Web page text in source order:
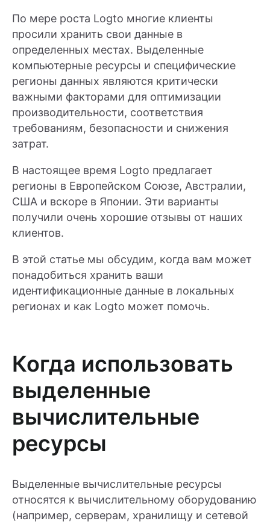
По мере роста Logto многие клиенты
просили хранить свои данные в
определенных местах. Выделенные
компьютерные ресурсы и специфические
регионы данных являются критически
важными факторами для оптимизации
производительности, соответствия
требованиям, безопасности и снижения
затрат.
В настоящее время Logto предлагает
регионы в Европейском Союзе, Австралии,
США и вскоре в Японии. Эти варианты
получили очень хорошие отзывы от наших
клиентов.
В этой статье мы обсудим, когда вам может
понадобиться хранить ваши
идентификационные данные в локальных
регионах и как Logto может помочь.
Когда использовать
выделенные
вычислительные
ресурсы
Выделенные вычислительные ресурсы
относятся к вычислительному оборудованию
(например, серверам, хранилищу и сетевой